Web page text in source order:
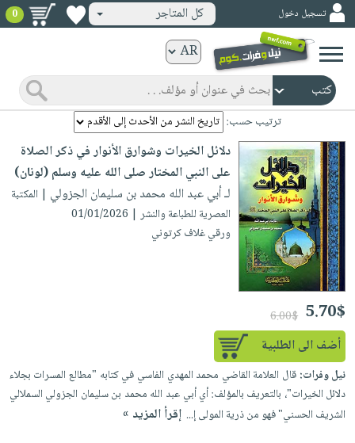
ورقية
المواضيع
صدر
حديثاً
الأكثر
مبيعاً
جوائز
شحن
مخفض
عروض
خاصة
صفحات
مشوقة
إختياراتنا
كتب
أكاديمية
الكترونية
الصفحة
الرئيسية
صدر
حديثاً
الأكثر
مبيعاً
كتب
مجانية
إختياراتنا
iKitab
بلا
حدود
كتب
صوتية
الصفحة
الرئيسية
masmu3
بلا
حدود
أسئلة
يتكرر
طرحها
أطفال
وناشئة
الصفحة
الرئيسية
المواضيع
الأكثر
مبيعاً
وسائل
تعليمية
الصحة
تسجيل دخول كل المتاجر 0
ترتيب حسب:
دلائل الخيرات وشوارق الأنوار في ذكر الصلاة
على النبي المختار صلى الله عليه وسلم (لونان)
لـ أبي عبد الله محمد بن سليمان الجزولي | المكتبة
العصرية للطباعة والنشر | 01/01/2026
ورقي غلاف كرتوني
5.70$
6.00$
أضف الى الطلبية
نيل وفرات: قال العلامة القاضي محمد المهدي الفاسي في كتابه "مطالع المسرات بجلاء
دلائل الخيرات"، بالتعريف بالمؤلف: أي أبي عبد الله محمد بن سليمان الجزولي السملالي
الشريف الحسني" فهو من ذرية المولى إ... إقرأ المزيد »